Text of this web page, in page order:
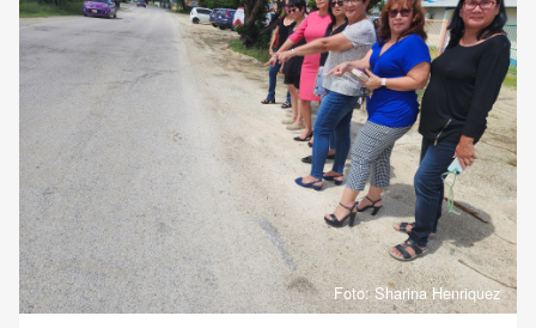
Foto: Sharina Henriquez